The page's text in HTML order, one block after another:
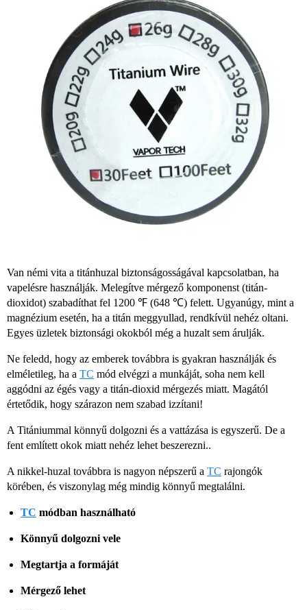
Van némi vita a titánhuzal biztonságosságával kapcsolatban, ha
vapelésre használják. Melegítve mérgező komponenst (titán-
dioxidot) szabadíthat fel 1200 ℉ (648 ℃) felett. Ugyanúgy, mint a
magnézium esetén, ha a titán meggyullad, rendkívül nehéz oltani.
Egyes üzletek biztonsági okokból még a huzalt sem árulják.
Ne feledd, hogy az emberek továbbra is gyakran használják és
elméletileg, ha a TC mód elvégzi a munkáját, soha nem kell
aggódni az égés vagy a titán-dioxid mérgezés miatt. Magától
értetődik, hogy szárazon nem szabad izzítani!
A Titániummal könnyű dolgozni és a vattázása is egyszerű. De a
fent említett okok miatt nehéz lehet beszerezni..
A nikkel-huzal továbbra is nagyon népszerű a TC rajongók
körében, és viszonylag még mindig könnyű megtalálni.
TC módban használható
Könnyű dolgozni vele
Megtartja a formáját
Mérgező lehet